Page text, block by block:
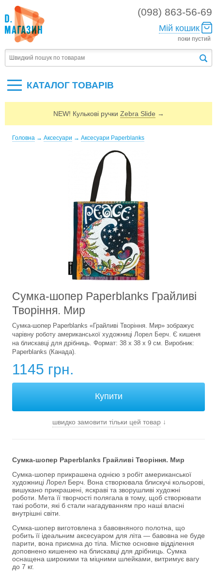
(098) 863-56-69
Мій кошик
поки пустий
КАТАЛОГ ТОВАРIВ
NEW! Кулькові ручки Zebra Slide →
Головна → Аксесуари → Аксесуари Paperblanks
Сумка-шопер Paperblanks Грайливі
Творіння. Мир
Сумка-шопер Paperblanks «Грайливі Творіння. Мир» зображує
чарівну роботу американської художниці Лорел Берч. Є кишеня
на блискавці для дрібниць. Формат: 38 х 38 х 9 см. Виробник:
Paperblanks (Канада).
1145 грн.
швидко замовити тільки цей товар↓
Сумка-шопер Paperblanks Грайливі Творіння. Мир
Сумка-шопер прикрашена однією з робіт американської
художниці Лорел Берч. Вона створювала блискучі кольорові,
вишукано прикрашені, яскраві та зворушливі художні
роботи. Мета її творчості полягала в тому, щоб створювати
такі роботи, які б стали нагадуванням про наші власні
внутрішні світи.
Сумка-шопер виготовлена ​​з бавовняного полотна, що
робить її ідеальним аксесуаром для літа — бавовна не буде
парити, вона приємна до тіла. Містке основне відділення
доповнено кишенею на блискавці для дрібниць. Сумка
оснащена широкими та міцними шлейками, витримує вагу
до 7 кг.